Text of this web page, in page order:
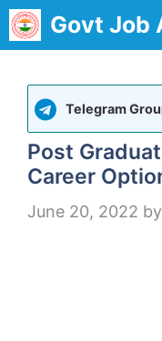
Skip
to
Govt Job
Telegram
Post
Career
June 20, 2022 by